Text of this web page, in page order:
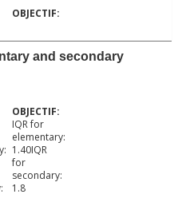
and secondary
IQR for
elementary:
1.40IQR
for
secondary:
1.8